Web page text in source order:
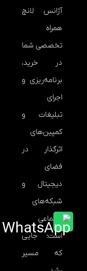
آژانس لانچ
همراه
تخصصی شما
در خرید،
برنامه‌ریزی و
اجرای
تبلیغات و
کمپین‌های
اثرگذار در
فضای
دیجیتال و
شبکه‌های
اجتماعی
است؛ جایی
که مسیر